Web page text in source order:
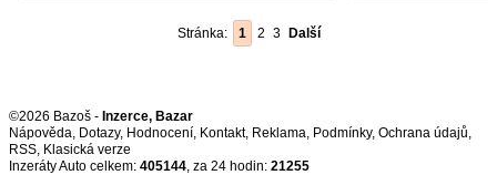
Stránka: 1 2 3 Další
©2026 Bazoš - Inzerce, Bazar
Nápověda, Dotazy, Hodnocení, Kontakt, Reklama, Podmínky, Ochrana údajů,
RSS,
Inzeráty Auto celkem: 405144, za 24 hodin: 21255